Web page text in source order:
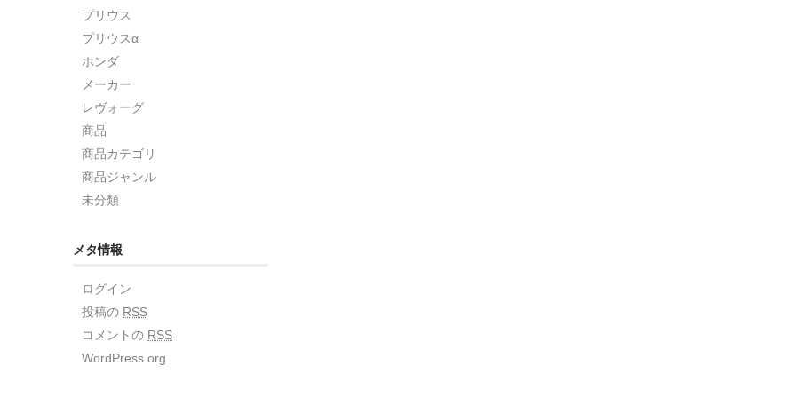
プリウス
プリウスα
ホンダ
メーカー
レヴォーグ
商品
商品カテゴリ
商品ジャンル
未分類
メタ情報
ログイン
投稿の RSS
コメントの RSS
WordPress.org